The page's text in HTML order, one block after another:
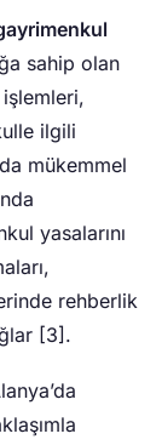
sahip olan
ilgili
mükemmel
yasalarını
rehberlik
[3].